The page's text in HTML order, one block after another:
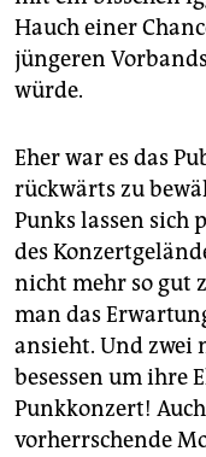
epaper login
Hauch einer
jüngeren
würde.
Eher war es das
rückwärts zu
Punks lassen sich
des
nicht mehr so gut
man das
ansieht. Und zwei
besessen um ihre
Punkkonzert!
vorherrschende